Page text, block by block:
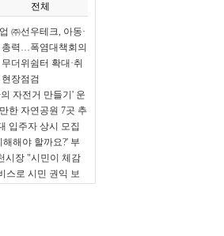
전체
㈜선우테크, 아동·
총력…폭염대책회의
더위쉼터 확대·취
장점검
자전거 만들기' 운
한 자연공원 7곳 추
입주자 상시 모집
해야 할까요?' 부
시장 "시민이 체감
다"
스로 시민 권익 보